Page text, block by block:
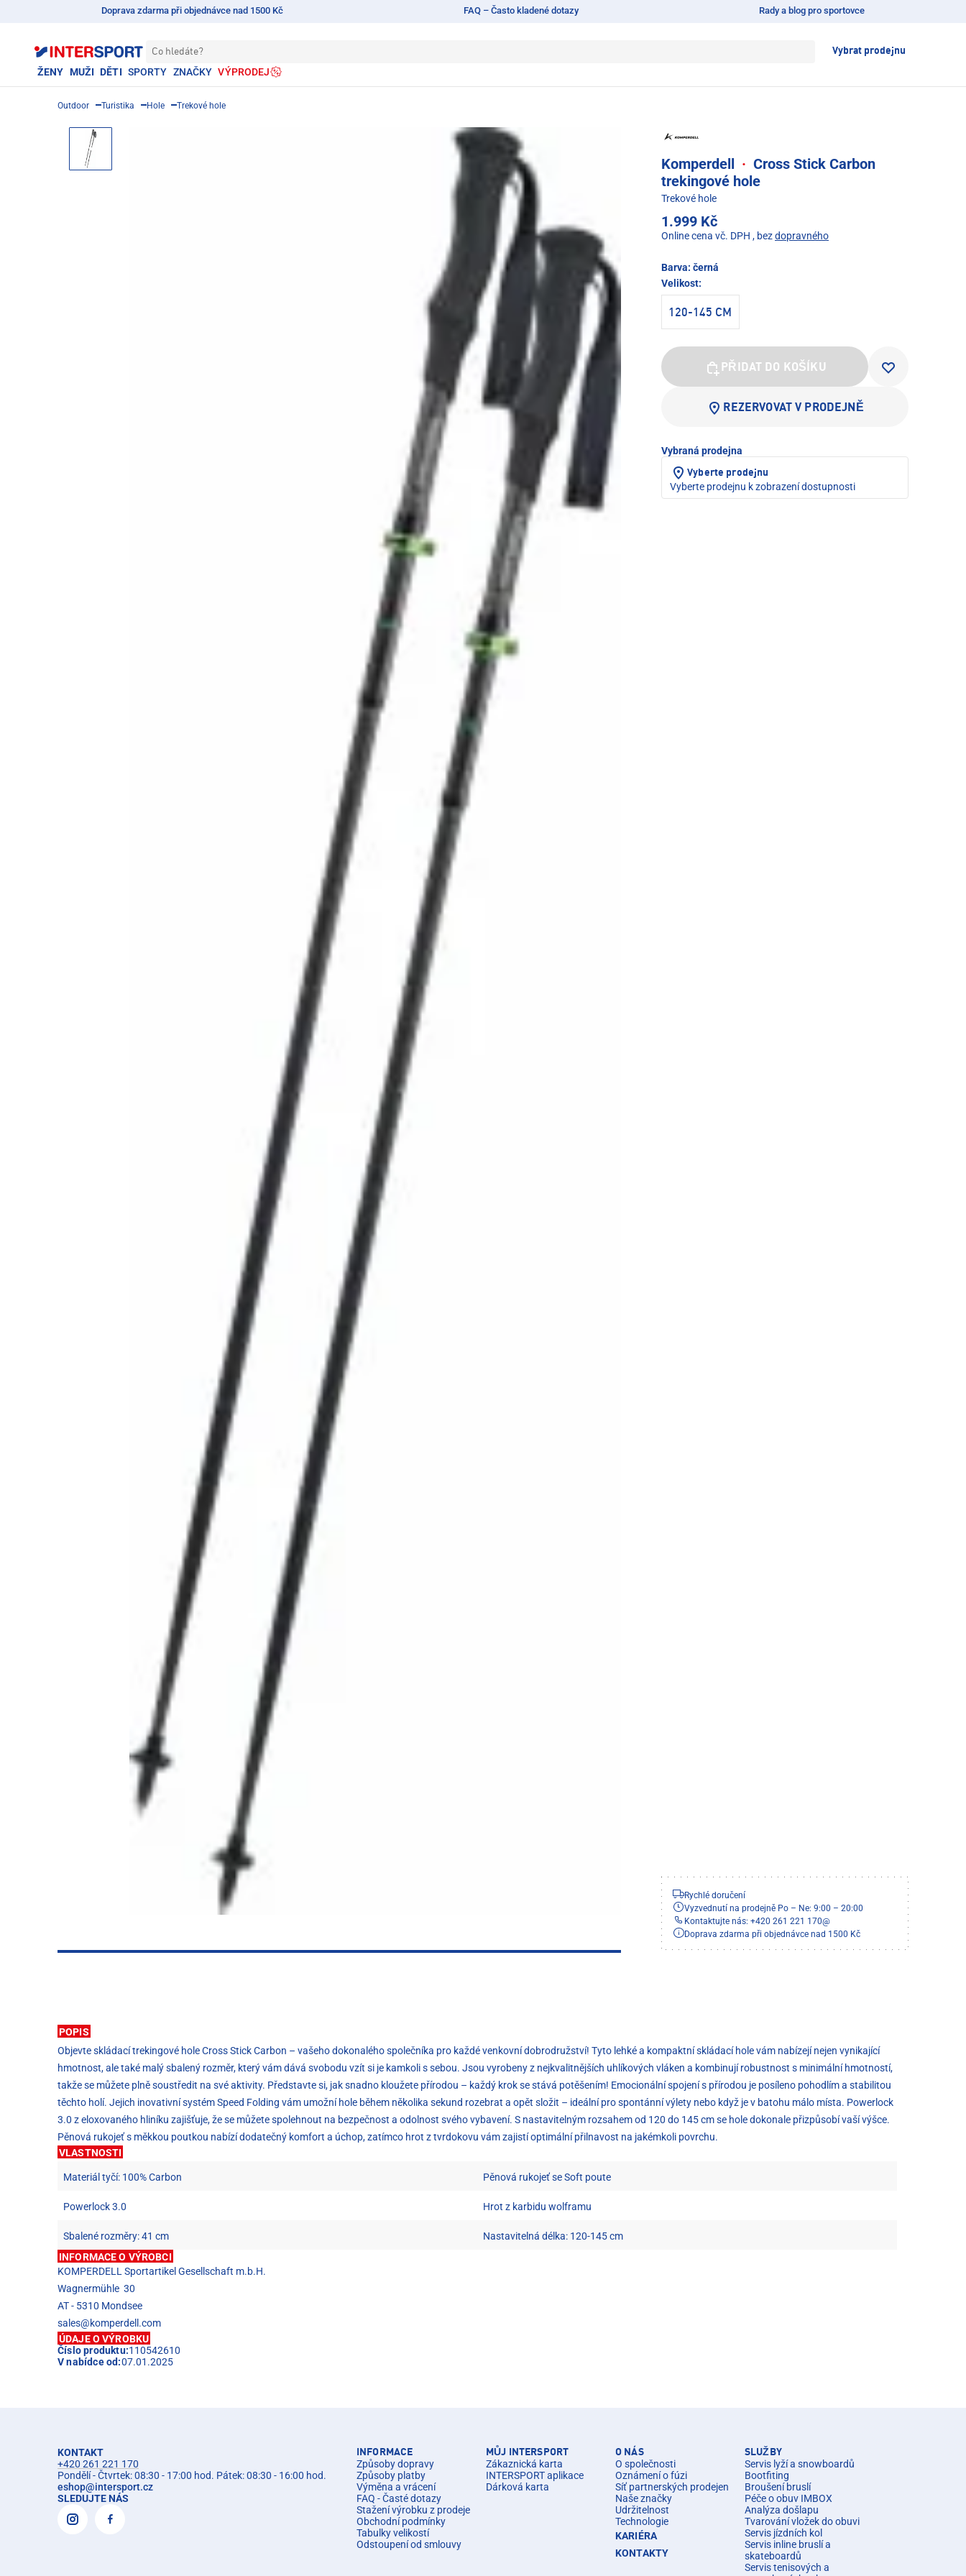
Doprava zdarma při objednávce nad 1500 Kč FAQ – Často kladené dotazy Rady a blog pro sportovce
Co hledáte? Vybrat prodejnu
ŽENY MUŽI DĚTI SPORTY ZNAČKY VÝPRODEJ
Outdoor Turistika Hole Trekové hole
Komperdell · Cross Stick Carbon
trekingové hole
Trekové hole
1.999 Kč
Online cena vč. DPH , bezdopravného
Barva: černá
Velikost:
120-145 CM
PŘIDAT DO KOŠÍKU
REZERVOVAT V PRODEJNĚ
Vybraná prodejna
Vyberte prodejnu
Vyberte prodejnu k zobrazení dostupnosti
Rychlé doručení
Vyzvednutí na prodejně Po – Ne: 9:00 – 20:00
Kontaktujte nás: +420 261 221 170@
Doprava zdarma při objednávce nad 1500 Kč
POPIS
Objevte skládací trekingové hole Cross Stick Carbon – vašeho dokonalého společníka pro každé venkovní dobrodružství! Tyto lehké a kompaktní skládací hole vám nabízejí nejen vynikající
hmotnost, ale také malý sbalený rozměr, který vám dává svobodu vzít si je kamkoli s sebou. Jsou vyrobeny z nejkvalitnějších uhlíkových vláken a kombinují robustnost s minimální hmotností,
takže se můžete plně soustředit na své aktivity. Představte si, jak snadno kloužete přírodou – každý krok se stává potěšením! Emocionální spojení s přírodou je posíleno pohodlím a stabilitou
těchto holí. Jejich inovativní systém Speed Folding vám umožní hole během několika sekund rozebrat a opět složit – ideální pro spontánní výlety nebo když je v batohu málo místa. Powerlock
3.0 z eloxovaného hliníku zajišťuje, že se můžete spolehnout na bezpečnost a odolnost svého vybavení. S nastavitelným rozsahem od 120 do 145 cm se hole dokonale přizpůsobí vaší výšce.
Pěnová rukojeť s měkkou poutkou nabízí dodatečný komfort a úchop, zatímco hrot z tvrdokovu vám zajistí optimální přilnavost na jakémkoli povrchu.
VLASTNOSTI
Materiál tyčí: 100% Carbon Pěnová rukojeť se Soft poute
Powerlock 3.0 Hrot z karbidu wolframu
Sbalené rozměry: 41 cm
Nastavitelná délka: 120-145 cm
INFORMACE O VÝROBCI
KOMPERDELL Sportartikel Gesellschaft m.b.H.
Wagnermühle 30
AT - 5310 Mondsee
sales@komperdell.com
ÚDAJE O VÝROBKU
Číslo produktu:110542610
V nabídce od:07.01.2025
KONTAKT
+420 261 221 170
Pondělí - Čtvrtek: 08:30 - 17:00 hod. Pátek: 08:30 - 16:00 hod.
eshop@intersport.cz
SLEDUJTE NÁS
INFORMACE
Způsoby dopravy
Způsoby platby
Výměna a vrácení
FAQ - Časté dotazy
Stažení výrobku z prodeje
Obchodní podmínky
Tabulky velikostí
Odstoupení od smlouvy
MŮJ INTERSPORT
Zákaznická karta
INTERSPORT aplikace
Dárková karta
O NÁS
O společnosti
Oznámení o fúzi
Síť partnerských prodejen
Naše značky
Udržitelnost
Technologie
KARIÉRA
KONTAKTY
SLUŽBY
Servis lyží a snowboardů
Bootfiting
Broušení bruslí
Péče o obuv IMBOX
Analýza došlapu
Tvarování vložek do obuvi
Servis jízdních kol
Servis inline bruslí a
skateboardů
Servis tenisových a